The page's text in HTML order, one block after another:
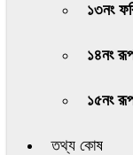
১৩নং
১৪নং
১৫নং
তথ্য কোষ